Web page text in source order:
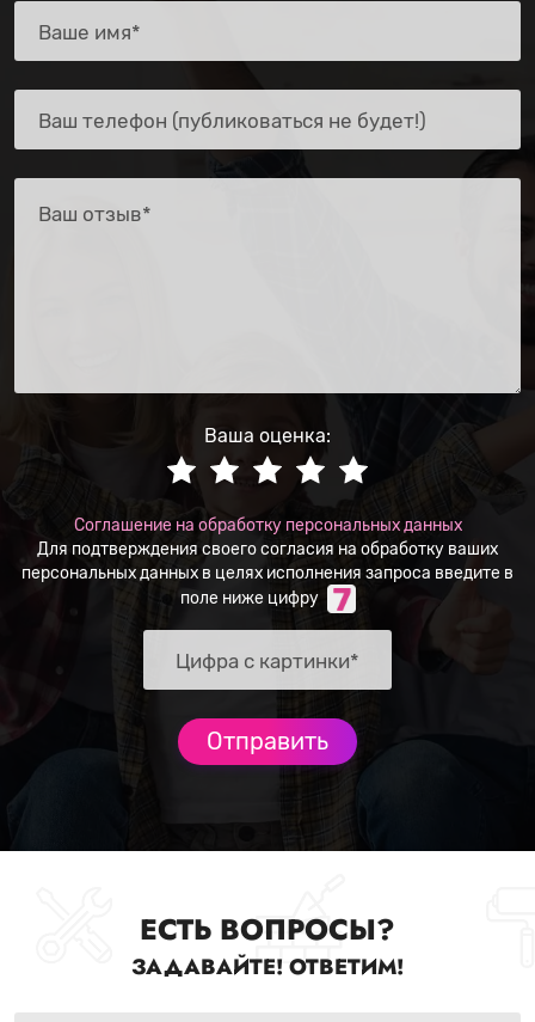
Ваша оценка:
Соглашение на обработку персональных данных
Для подтверждения своего согласия на обработку ваших
персональных данных в целях исполнения запроса введите в
поле ниже цифру
ЕСТЬ ВОПРОСЫ?
ЗАДАВАЙТЕ! ОТВЕТИМ!